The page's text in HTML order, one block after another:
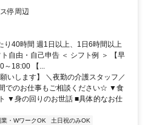
停周辺
り40時間 週1日以上、1日6時間以上
自由・自己申告 ＜ シフト例 ＞ 【早
～18:00 【...
いします】 ＼夜勤の介護スタッフ／
でのお仕事もご相談ください☆ ▼食
▼身の回りのお世話 ■具体的なお仕
業・WワークOK
土日祝のみOK